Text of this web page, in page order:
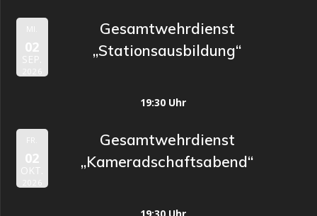
MI.
02
SEP.
2026
Gesamtwehrdienst
„Stationsausbildung“
19:30 Uhr
FR.
02
OKT.
2026
Gesamtwehrdienst
„Kameradschaftsabend“